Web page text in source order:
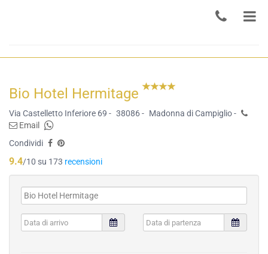
Bio Hotel Hermitage
Via Castelletto Inferiore 69 - 38086 - Madonna di Campiglio -
Email
Condividi
9.4/10 su 173 recensioni